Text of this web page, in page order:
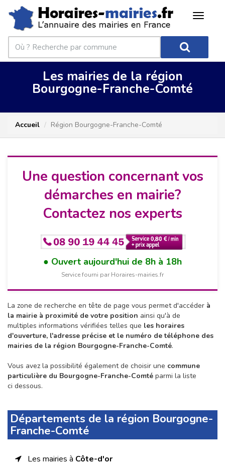
Les mairies de la région
Bourgogne-Franche-Comté
Accueil Région Bourgogne-Franche-Comté
Une question concernant vos
démarches en mairie?
Contactez nos experts
Ouvert aujourd'hui de 8h à 18h
Service fourni par Horaires-mairies.fr
La zone de recherche en tête de page vous permet d'accéder à
la mairie à proximité de votre position ainsi qu'à de
multiples informations vérifiées telles que les horaires
d'ouverture, l'adresse précise et le numéro de téléphone des
mairies de la région Bourgogne-Franche-Comté.
Vous avez la possibilité également de choisir une commune
particulière du Bourgogne-Franche-Comté parmi la liste
ci dessous.
Départements de la région Bourgogne-
Franche-Comté
Les mairies à Côte-d'or